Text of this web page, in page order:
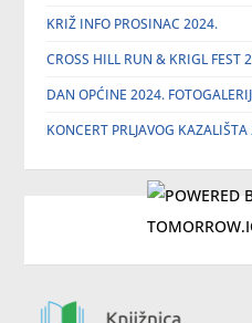
KRIŽ INFO PROSINAC 2024.
CROSS HILL RUN & KRIGL FEST
DAN OPĆINE 2024.
KONCERT PRLJAVOG